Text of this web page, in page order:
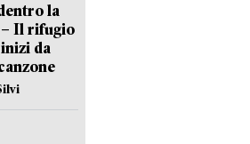
la
– Il rifugio
da